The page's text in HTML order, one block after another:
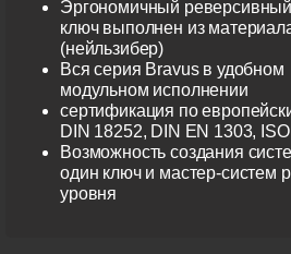
Эргономичный
ключ выполнен из
(нейльзибер)
Вся серия Bravus в удобном
модульном исполнении
сертификация по
DIN 18252, DIN EN 1303,
Возможность создания
один ключ и мастер-систем
уровня